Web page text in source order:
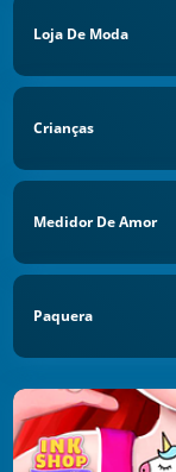
Loja De Moda
Crianças
Medidor De Amor
Paquera